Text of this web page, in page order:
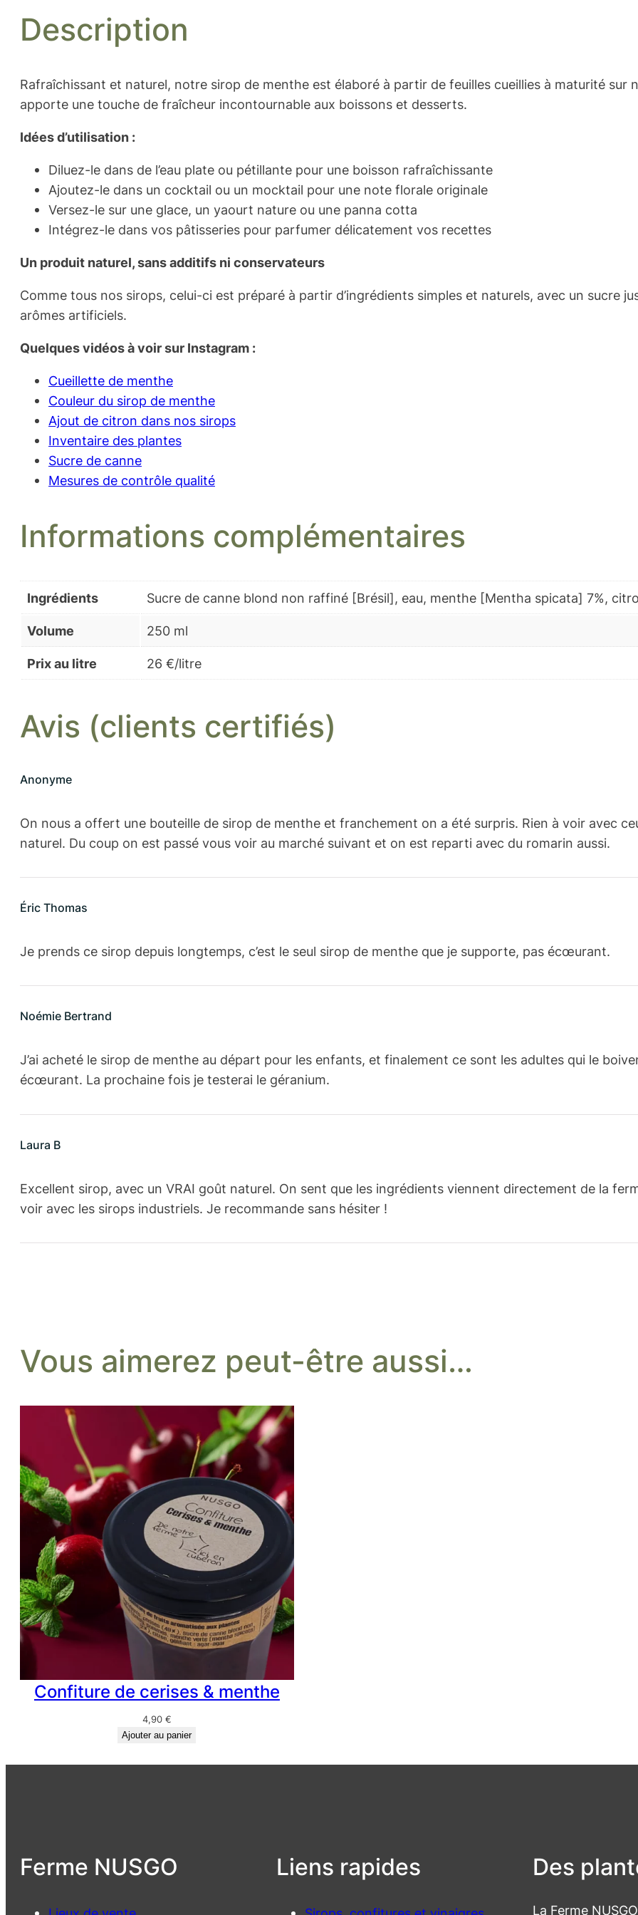
h
e
Description
Rafraîchissant et naturel, notre sirop de menthe est élaboré à partir de feuilles cueillies à maturité sur
apporte une touche de fraîcheur incontournable aux boissons et desserts.
Idées d’utilisation :
Diluez-le dans de l’eau plate ou pétillante pour une boisson rafraîchissante
Ajoutez-le dans un cocktail ou un mocktail pour une note florale originale
Versez-le sur une glace, un yaourt nature ou une panna cotta
Intégrez-le dans vos pâtisseries pour parfumer délicatement vos recettes
Un produit naturel, sans additifs ni conservateurs
Comme tous nos sirops, celui-ci est préparé à partir d’ingrédients simples et naturels, avec un sucre
arômes artificiels.
Quelques vidéos à voir sur Instagram :
Cueillette de menthe
Couleur du sirop de menthe
Ajout de citron dans nos sirops
Inventaire des plantes
Sucre de canne
Mesures de contrôle qualité
Informations complémentaires
Ingrédients Sucre de canne blond non raffiné [Brésil], eau, menthe [Mentha spicata] 7%,
Volume 250 ml
Prix au litre 26 €/litre
Avis (clients certifiés)
Anonyme
On nous a offert une bouteille de sirop de menthe et franchement on a été surpris. Rien à voir avec
naturel. Du coup on est passé vous voir au marché suivant et on est reparti avec du romarin aussi.
Éric Thomas
Je prends ce sirop depuis longtemps, c’est le seul sirop de menthe que je supporte, pas écœurant.
Noémie Bertrand
J’ai acheté le sirop de menthe au départ pour les enfants, et finalement ce sont les adultes qui le
écœurant. La prochaine fois je testerai le géranium.
Laura B
Excellent sirop, avec un VRAI goût naturel. On sent que les ingrédients viennent directement de la
voir avec les sirops industriels. Je recommande sans hésiter !
Vous aimerez peut-être aussi…
Confiture de cerises & menthe
4,90 €
Ajouter au panier
Ferme NUSGO Liens rapides Des
La Ferme